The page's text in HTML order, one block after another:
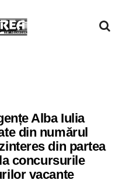
Alba Iulia
din numărul
din partea
concursurile
vacante